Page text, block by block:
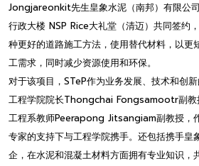
Jongjareonkit先生皇象水泥（南邦）有限公
行政大楼 NSP Rice大礼堂（清迈）共同签约
种更好的道路施工方法，使用替代材料，以更
工需求，同时减少资源使用和环保。
对于该项目，STeP作为业务发展、技术和创
工程学院院长Thongchai Fongsamootr副教
工程系教师Peerapong Jitsangiam副教授，
专家的支持下与工程学院携手。还包括携手皇
企，在水泥和混凝土材料方面拥有专业知识，